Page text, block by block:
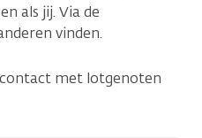
als jij. Via de
vinden.
met lotgenoten